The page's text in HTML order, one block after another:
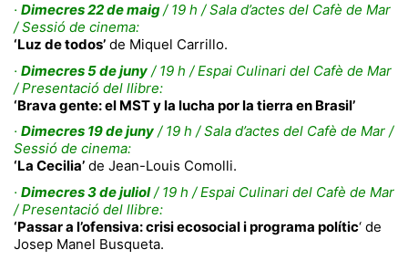
· Dimecres 22 de maig/ 19 h / Sala d’actes del Cafè de Mar
/ Sessió de cinema:
‘Luz de todos’ de Miquel Carrillo.
· Dimecres 5 de juny / 19 h / Espai Culinari del Cafè de Mar
/ Presentació del llibre:
‘Brava gente: el MST y la lucha por la tierra en Brasil’
· Dimecres 19 de juny / 19 h / Sala d’actes del Cafè de Mar /
Sessió de cinema:
‘La Cecilia’ de Jean-Louis Comolli.
· Dimecres 3 de juliol/ 19 h / Espai Culinari del Cafè de Mar
/ Presentació del llibre:
‘Passar a l’ofensiva: crisi ecosocial i programa polític‘ de
Josep Manel Busqueta.